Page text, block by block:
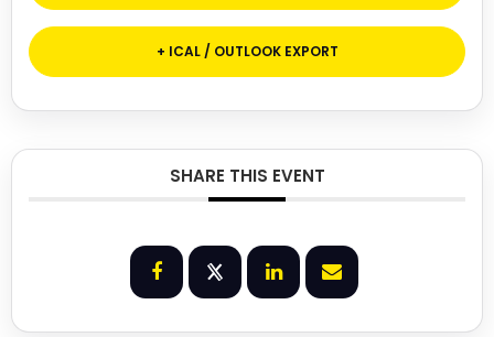
+ ICAL / OUTLOOK EXPORT
SHARE THIS EVENT